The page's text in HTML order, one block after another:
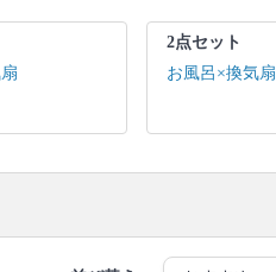
2点セット
お風呂×換気扇